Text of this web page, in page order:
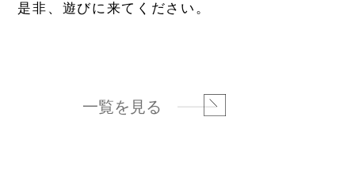
是非、遊びに来てください。
一覧を見る